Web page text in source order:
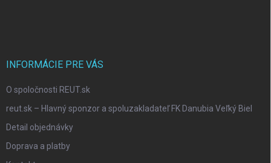
INFORMÁCIE PRE VÁS
O spoločnosti REUT.sk
reut.sk – Hlavný sponzor a spoluzakladateľ FK Danubia Veľký Biel
Detail objednávky
Doprava a platby